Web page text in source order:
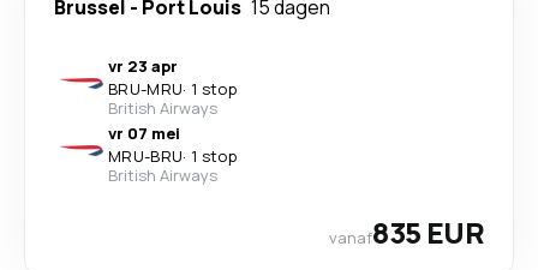
Brussel - Port Louis 15 dagen
vr 23 apr
BRU-MRU· 1 stop
British Airways
vr 07 mei
MRU-BRU· 1 stop
British Airways
vanaf835 EUR